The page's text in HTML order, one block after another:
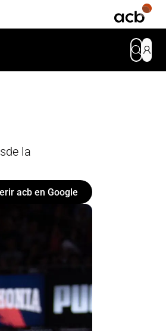
la
acb en Google